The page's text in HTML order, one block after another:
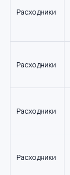
Расходники
Расходники
Расходники
Расходники